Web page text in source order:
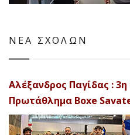
ΝΕΑ ΣΧΟΛΩΝ
Αλέξανδρος Παγίδας :
Πρωτάθλημα Boxe